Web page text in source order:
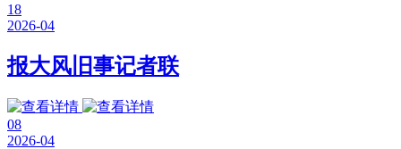
18
2026-04
报大风旧事记者联
08
2026-04